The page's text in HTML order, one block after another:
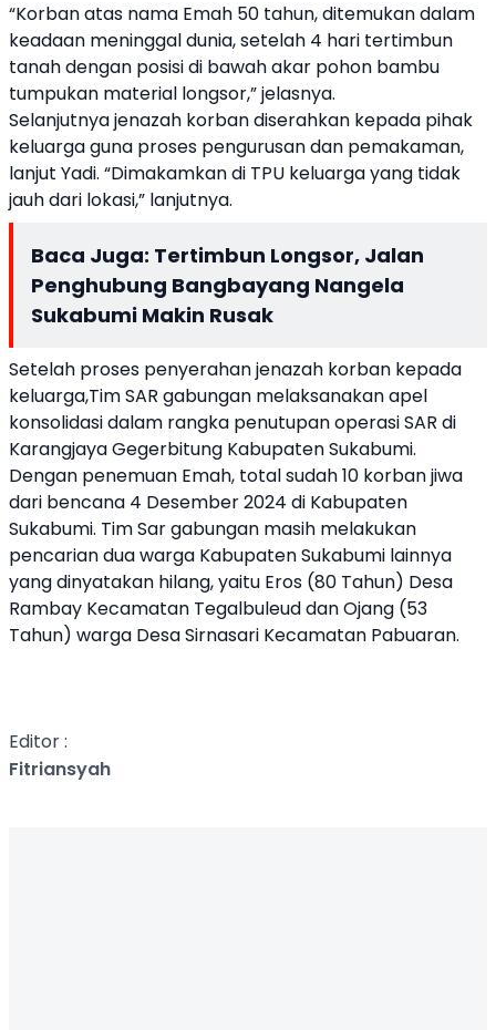
“Korban atas nama Emah 50 tahun, ditemukan dalam
keadaan meninggal dunia, setelah 4 hari tertimbun
tanah dengan posisi di bawah akar pohon bambu
tumpukan material longsor,” jelasnya.
Selanjutnya jenazah korban diserahkan kepada pihak
keluarga guna proses pengurusan dan pemakaman,
lanjut Yadi. “Dimakamkan di TPU keluarga yang tidak
jauh dari lokasi,” lanjutnya.
Baca Juga: Tertimbun Longsor, Jalan
Penghubung Bangbayang Nangela
Sukabumi Makin Rusak
Setelah proses penyerahan jenazah korban kepada
keluarga,Tim SAR gabungan melaksanakan apel
konsolidasi dalam rangka penutupan operasi SAR di
Karangjaya Gegerbitung Kabupaten Sukabumi.
Dengan penemuan Emah, total sudah 10 korban jiwa
dari bencana 4 Desember 2024 di Kabupaten
Sukabumi. Tim Sar gabungan masih melakukan
pencarian dua warga Kabupaten Sukabumi lainnya
yang dinyatakan hilang, yaitu Eros (80 Tahun) Desa
Rambay Kecamatan Tegalbuleud dan Ojang (53
Tahun) warga Desa Sirnasari Kecamatan Pabuaran.
Editor :
Fitriansyah